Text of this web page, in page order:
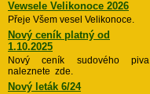
Vewsele Velikonoce 2026
Přeje Všem vesel Velikonoce.
Nový ceník platný od
1.10.2025
Nový ceník sudového piva
naleznete zde.
Nový leták 6/24